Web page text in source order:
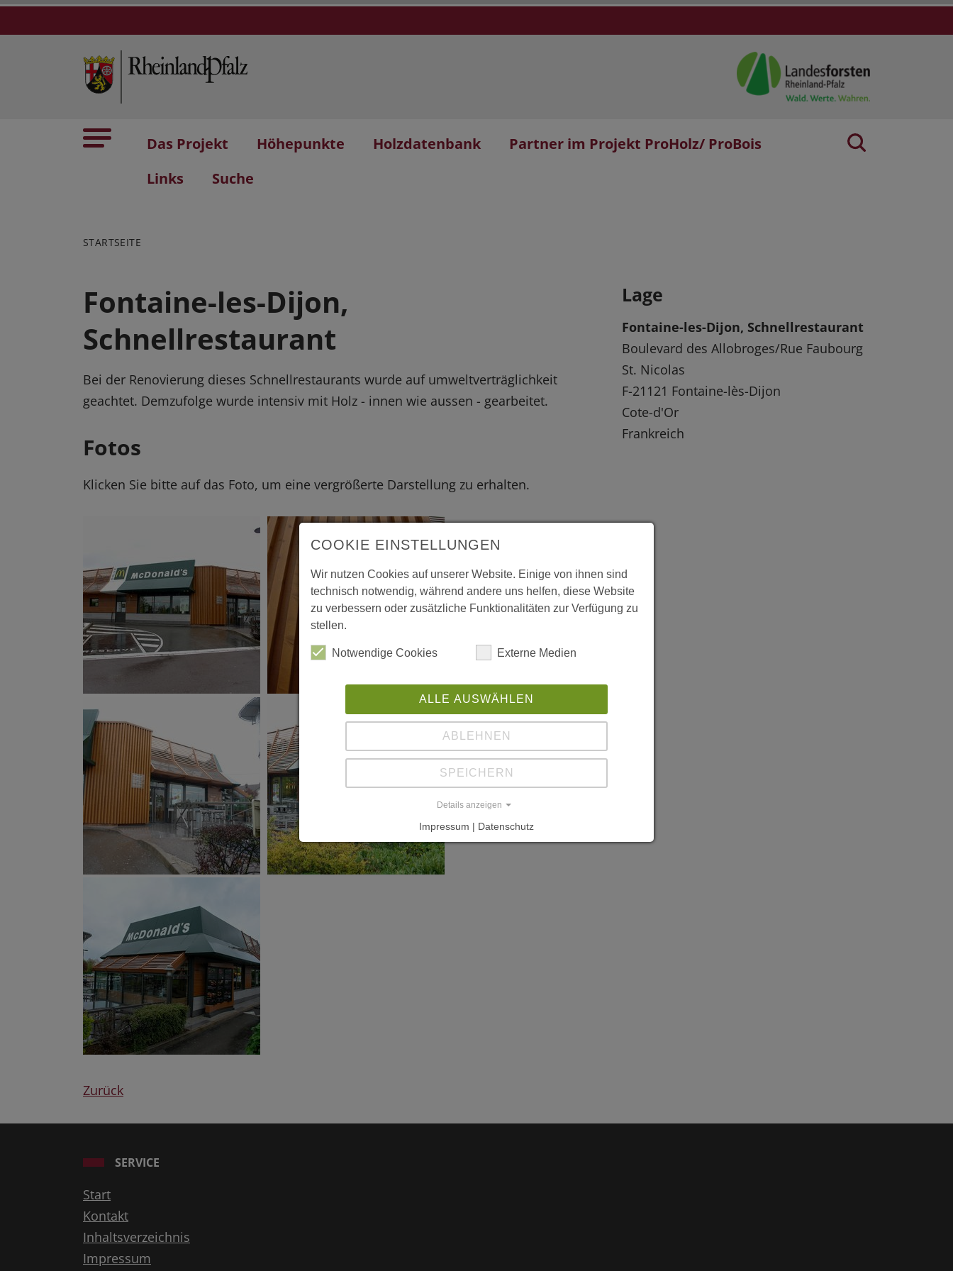
Das Projekt Höhepunkte Holzdatenbank
Partner im Projekt ProHolz/ ProBois
Links
Suche
STARTSEITE
Fontaine-les-Dijon,
Schnellrestaurant
Bei der Renovierung dieses Schnellrestaurants wurde auf umweltverträglichkeit
geachtet. Demzufolge wurde intensiv mit Holz - innen wie aussen - gearbeitet.
Fotos
Klicken Sie bitte auf das Foto, um eine vergrößerte Darstellung zu erhalten.
Zurück
Lage
Fontaine-les-Dijon, Schnellrestaurant
Boulevard des Allobroges/Rue Faubourg
St. Nicolas
F-21121 Fontaine-lès-Dijon
Cote-d'Or
Frankreich
SERVICE
Start
Kontakt
Inhaltsverzeichnis
Impressum
COOKIE EINSTELLUNGEN
Wir nutzen Cookies auf unserer Website. Einige von ihnen sind
technisch notwendig, während andere uns helfen, diese Website
zu verbessern oder zusätzliche Funktionalitäten zur Verfügung zu
stellen.
Notwendige Cookies Externe Medien
ALLE AUSWÄHLEN
ABLEHNEN
SPEICHERN
Details anzeigen
Impressum | Datenschutz